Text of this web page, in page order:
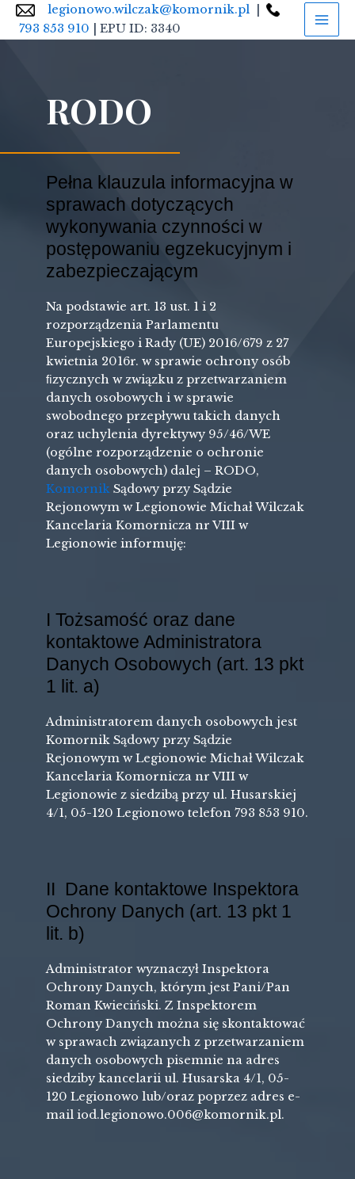
Skip
content
legionowo.wilczak@komornik.pl
793 853 910 | EPU ID: 3340
RODO
Pełna klauzula informacyjna w
sprawach dotyczących
wykonywania czynności w
postępowaniu egzekucyjnym i
zabezpieczającym
Na podstawie art. 13 ust. 1 i 2
rozporządzenia Parlamentu
Europejskiego i Rady (UE) 2016/679 z 27
kwietnia 2016r. w sprawie ochrony osób
ﬁzycznych w związku z przetwarzaniem
danych osobowych i w sprawie
swobodnego przepływu takich danych
oraz uchylenia dyrektywy 95/46/WE
(ogólne rozporządzenie o ochronie
danych osobowych) dalej – RODO,
Komornik Sądowy przy Sądzie
Rejonowym w Legionowie Michał Wilczak
Kancelaria Komornicza nr VIII w
Legionowie informuję:
I Tożsamość oraz dane
kontaktowe Administratora
Danych Osobowych (art. 13 pkt
1 lit. a)
Administratorem danych osobowych jest
Komornik Sądowy przy Sądzie
Rejonowym w Legionowie Michał Wilczak
Kancelaria Komornicza nr VIII w
Legionowie z siedzibą przy ul. Husarskiej
4/1, 05-120 Legionowo telefon 793 853 910.
II Dane kontaktowe Inspektora
Ochrony Danych (art. 13 pkt 1
lit. b)
Administrator wyznaczył Inspektora
Ochrony Danych, którym jest Pani/Pan
Roman Kwieciński. Z Inspektorem
Ochrony Danych można się skontaktować
w sprawach związanych z przetwarzaniem
danych osobowych pisemnie na adres
siedziby kancelarii ul. Husarska 4/1, 05-
120 Legionowo lub/oraz poprzez adres e-
mail iod.legionowo.006@komornik.pl.